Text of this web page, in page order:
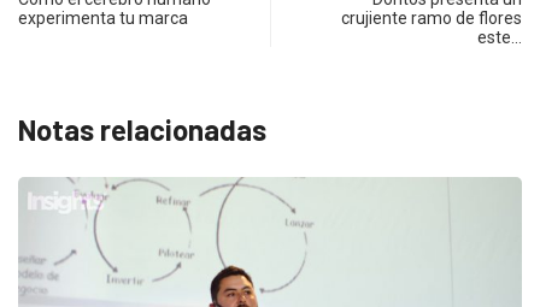
experimenta tu marca
crujiente ramo de flores
este…
Notas relacionadas